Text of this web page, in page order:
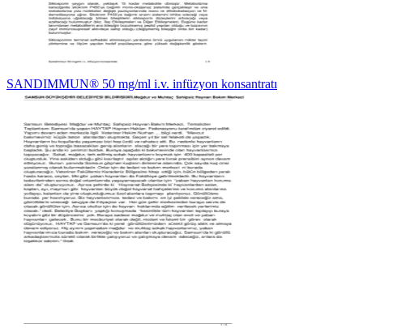
SANDIMMUN® 50 mg/ml i.v. infüzyon konsantratı